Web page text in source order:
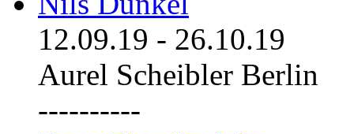
12.09.19 - 26.10.19
Aurel Scheibler Berlin
----------